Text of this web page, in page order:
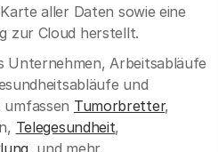
aller Daten sowie eine
zur Cloud herstellt.
Unternehmen, Arbeitsabläufe
und
umfassen Tumorbretter,
Telegesundheit,
, und mehr.